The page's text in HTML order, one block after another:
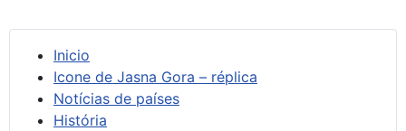
Inicio
Icone de Jasna Gora – réplica
Notícias de países
História